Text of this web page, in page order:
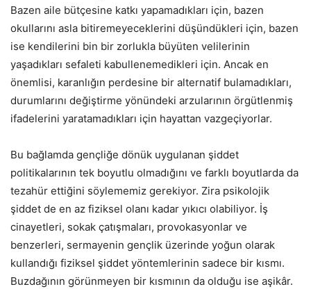
Bazen aile bütçesine katkı yapamadıkları için, bazen
okullarını asla bitiremeyeceklerini düşündükleri için, bazen
ise kendilerini bin bir zorlukla büyüten velilerinin
yaşadıkları sefaleti kabullenemedikleri için. Ancak en
önemlisi, karanlığın perdesine bir alternatif bulamadıkları,
durumlarını değiştirme yönündeki arzularının örgütlenmiş
ifadelerini yaratamadıkları için hayattan vazgeçiyorlar.
Bu bağlamda gençliğe dönük uygulanan şiddet
politikalarının tek boyutlu olmadığını ve farklı boyutlarda da
tezahür ettiğini söylememiz gerekiyor. Zira psikolojik
şiddet de en az fiziksel olanı kadar yıkıcı olabiliyor. İş
cinayetleri, sokak çatışmaları, provokasyonlar ve
benzerleri, sermayenin gençlik üzerinde yoğun olarak
kullandığı fiziksel şiddet yöntemlerinin sadece bir kısmı.
Buzdağının görünmeyen bir kısmının da olduğu ise aşikâr.